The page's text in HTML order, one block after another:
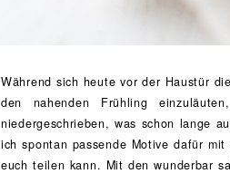
Während sich heute vor der Haustür
den nahenden Frühling
niedergeschrieben, was schon lange
ich spontan passende Motive dafür
euch teilen kann. Mit den wunderbar